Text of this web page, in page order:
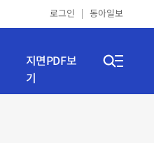
로그인 동아일보
지면PDF보
기